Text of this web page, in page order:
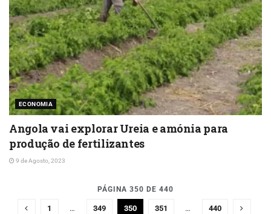
ECONOMIA
Angola vai explorar Ureia e amónia para
produção de fertilizantes
9 de Agosto, 2023
PÁGINA 350 DE 440
1 … 349 350 351 … 440